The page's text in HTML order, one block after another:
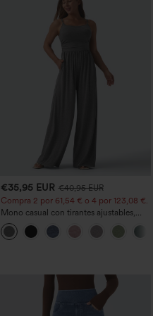
€35,95 EUR €40,95 EUR
Compra 2 por 61,54 € o 4 por 123,08 €.
Mono casual con tirantes ajustables,
fruncidos, pierna ancha, tejido jaspeado
y bolsillos - Easy Peezy